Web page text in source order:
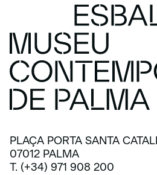
PLAÇA PORTA SANTA
07012 PALMA
T. (+34) 971 908 200